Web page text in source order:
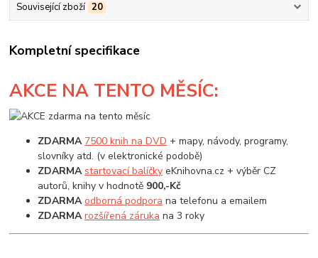
Související zboží 20
Kompletní specifikace
AKCE NA TENTO MĚSÍC:
ZDARMA 7500 knih na DVD + mapy, návody, programy,
slovníky atd. (v elektronické podobě)
ZDARMA startovací balíčky eKnihovna.cz + výběr CZ
autorů, knihy v hodnotě 900,-Kč
ZDARMA odborná podpora na telefonu a emailem
ZDARMA rozšířená záruka na 3 roky